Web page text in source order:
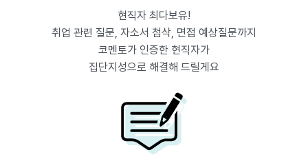
현직자 최다보유!
취업 관련 질문, 자소서 첨삭, 면접 예상질문까지
코멘토가 인증한 현직자가
집단지성으로 해결해 드릴게요